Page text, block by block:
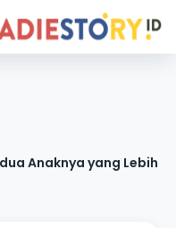
Anaknya yang Lebih